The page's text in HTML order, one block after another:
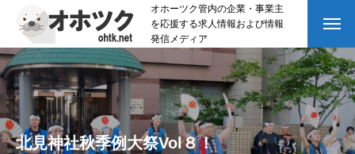
オホーツク管内の企業・事業主
を応援する求人情報および情報
発信メディア
北見神社秋季例大祭Vol８！